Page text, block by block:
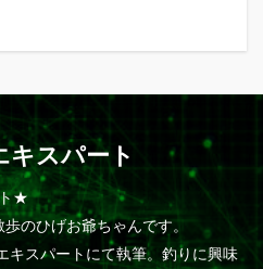
キスパート
★
のひげお爺ちゃんです。
キスパートにて執筆。釣りに興味